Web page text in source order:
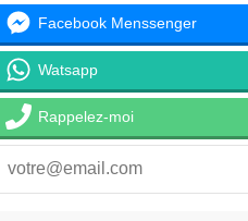
Facebook Menssenger
Watsapp
Rappelez-moi